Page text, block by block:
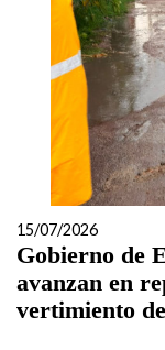
15/07/2026
Gobierno de
avanzan en
vertimiento